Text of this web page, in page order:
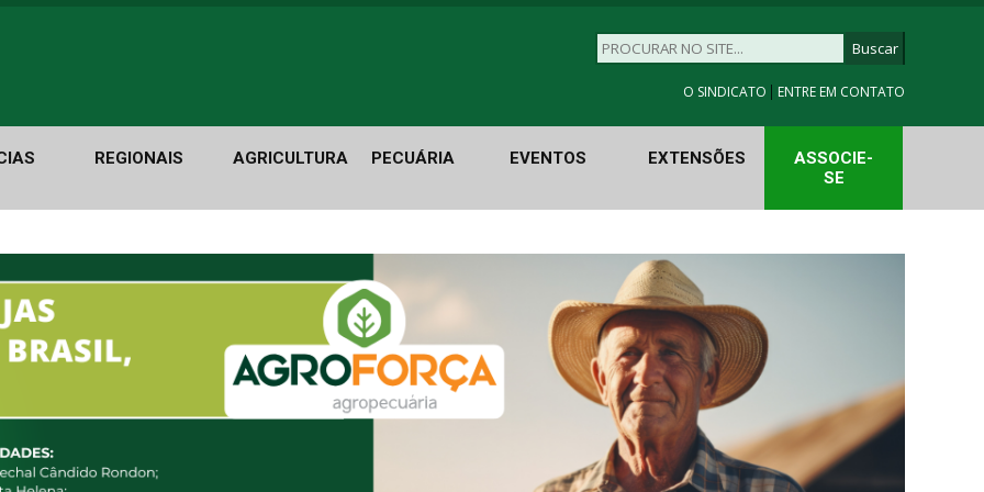
O SINDICATO | ENTRE EM CONTATO
REGIONAIS AGRICULTURA PECUÁRIA EVENTOS EXTENSÕES
ASSOCIE-
SE